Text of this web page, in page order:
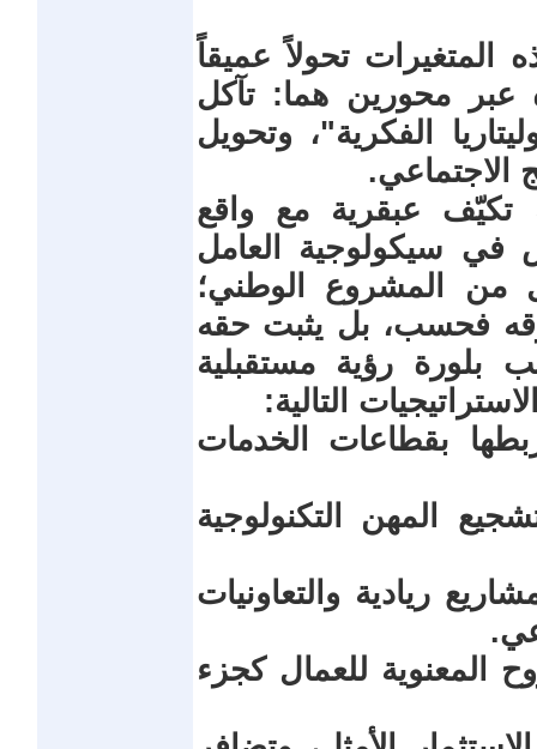
تحولاً عميقاً
عبر محورين هما: تآكل
الفكرية"، وتحويل
الاجتماعي.
عبقرية مع واقع
في سيكولوجية العامل
من المشروع الوطني؛
فحسب، بل يثبت حقه
بلورة رؤية مستقبلية
التالية:
بقطاعات الخدمات
المهن التكنولوجية
ريادية والتعاونيات
المعنوية للعمال كجزء